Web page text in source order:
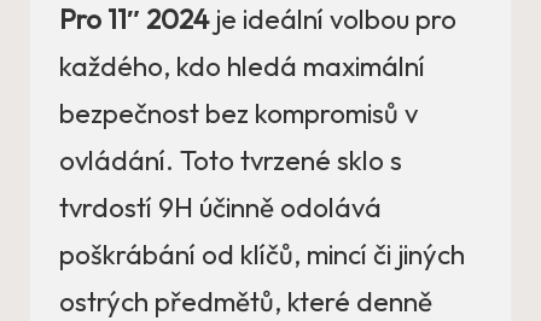
Pro 11″ 2024je ideální volbou pro
každého, kdo hledá maximální
bezpečnost bez kompromisů v
ovládání. Toto tvrzené sklo s
tvrdostí 9H účinně odolává
poškrábání od klíčů, mincí či jiných
ostrých předmětů, které denně